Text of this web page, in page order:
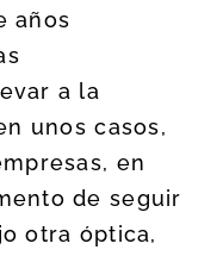
años
a la
unos casos,
en
de seguir
otra óptica,